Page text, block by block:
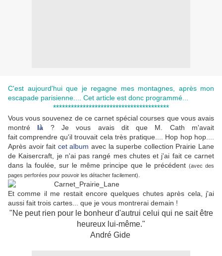
C'est aujourd'hui que je regagne mes montagnes, après mon
escapade parisienne.... Cet article est donc programmé...
***************************************
Vous vous souvenez de ce carnet spécial courses que vous avais
montré là ? Je vous avais dit que M. Cath m'avait
fait comprendre qu'il trouvait cela très pratique.... Hop hop hop....
Après avoir fait cet album avec la superbe collection Prairie Lane
de Kaisercraft, je n'ai pas rangé mes chutes et j'ai fait ce carnet
dans la foulée, sur le même principe que le précédent (avec des
pages perforées pour pouvoir les détacher facilement)
Et comme il me restait encore quelques chutes après cela, j'ai
aussi fait trois cartes... que je vous montrerai demain !
"Ne peut rien pour le bonheur d'autrui celui qui ne sait être
heureux lui-même."
André Gide